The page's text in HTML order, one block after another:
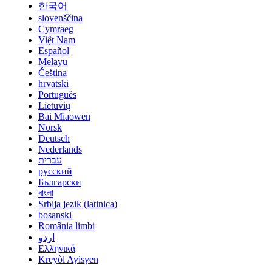
한국어
slovenščina
Cymraeg
Việt Nam
Español
Melayu
Čeština
hrvatski
Português
Lietuvių
Bai Miaowen
Norsk
Deutsch
Nederlands
עברית
русский
Български
বাংলা
Srbija jezik (latinica)
bosanski
România limbi
اردو
Ελληνικά
Kreyòl Ayisyen